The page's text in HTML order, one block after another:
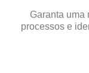
Garanta uma
processos e